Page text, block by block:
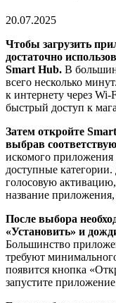
20.07.2025
Чтобы загрузить
достаточно
Smart Hub. В
всего несколько
к интернету через
быстрый доступ к
Затем откройте
выбрав
искомого приложения
доступные
голосовую
название
После выбора
«Установить» и
Большинство
требуют
появится кнопка
запустите